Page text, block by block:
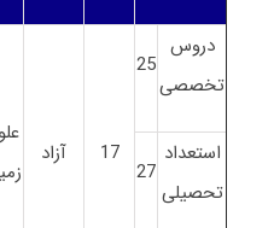
دروس
تخصصی
25
17 آزاد
استعداد
تحصیلی
27